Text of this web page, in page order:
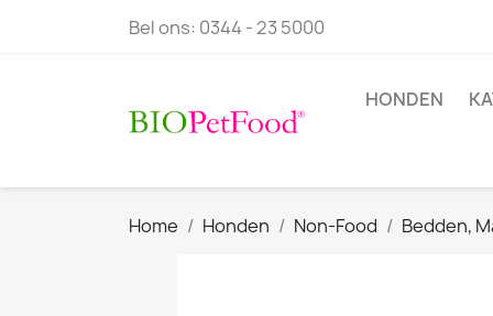
Bel ons: 0344 - 23 5000
HONDEN
Home Honden Non-Food Bedden,